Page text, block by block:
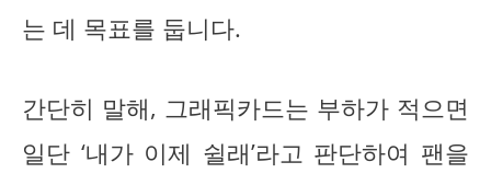
는 데 목표를 둡니다.
간단히 말해, 그래픽카드는 부하가 적으면
일단 ‘내가 이제 쉴래’라고 판단하여 팬을